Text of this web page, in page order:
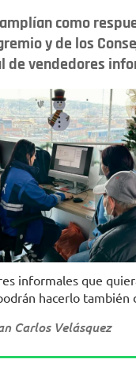
como
y de los
de vendedores
informales que
hacerlo también
Carlos Velásquez